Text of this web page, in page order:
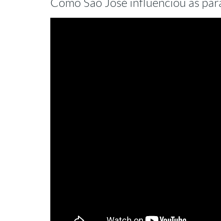
Como São José influenciou as